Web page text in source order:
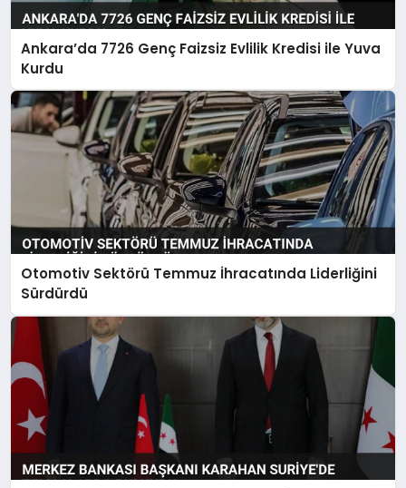
Ankara’da 7726 Genç Faizsiz Evlilik Kredisi ile Yuva
Kurdu
Otomotiv Sektörü Temmuz İhracatında Liderliğini
Sürdürdü